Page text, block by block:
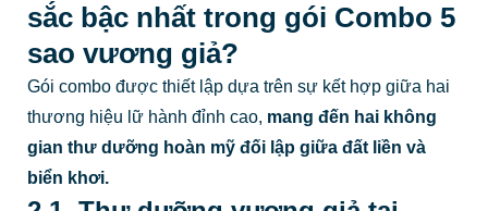
sắc bậc nhất trong gói Combo 5
sao vương giả?
Gói combo được thiết lập dựa trên sự kết hợp giữa hai
thương hiệu lữ hành đỉnh cao, mang đến hai không
gian thư dưỡng hoàn mỹ đối lập giữa đất liền và
biển khơi.